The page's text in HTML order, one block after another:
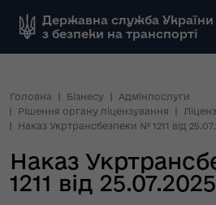
Державна служба України
з безпеки на транспорті
Головна Бізнесу
Адмінпослуги
Рішення органу ліцензування
Наказ Укртрансбезпеки № 1211 від
Наказ
1211 від 25.07.2025